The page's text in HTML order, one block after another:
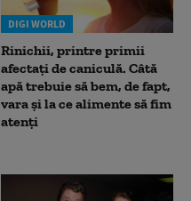
DIGI WORLD
Rinichii, printre primii
afectați de caniculă. Câtă
apă trebuie să bem, de fapt,
vara și la ce alimente să fim
atenți